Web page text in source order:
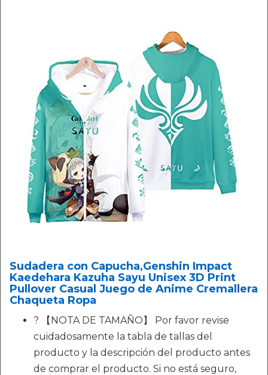
Sudadera con Capucha,Genshin Impact
Kaedehara Kazuha Sayu Unisex 3D Print
Pullover Casual Juego de Anime Cremallera
Chaqueta Ropa
? 【NOTA DE TAMAÑO】 Por favor revise
cuidadosamente la tabla de tallas del
producto y la descripción del producto antes
de comprar el producto. Si no está seguro,